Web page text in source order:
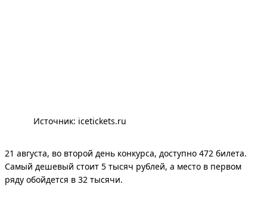
Источник: icetickets.ru
21 августа, во второй день конкурса, доступно 472 билета.
Самый дешевый стоит 5 тысяч рублей, а место в первом
ряду обойдется в 32 тысячи.